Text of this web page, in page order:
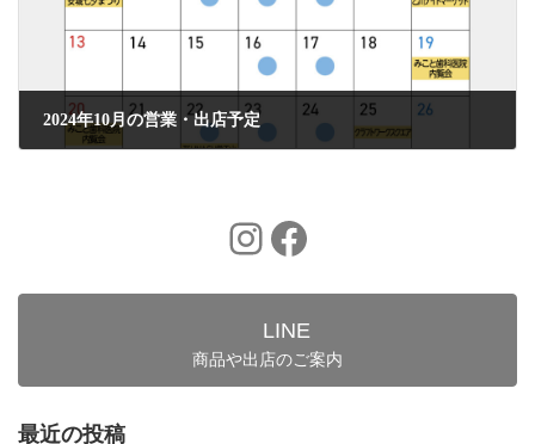
2024年10月の営業・出店予定
Instagram
Facebook
LINE
商品や出店のご案内
最近の投稿